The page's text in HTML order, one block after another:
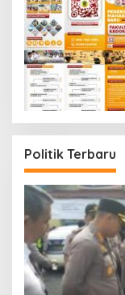
Politik Terbaru